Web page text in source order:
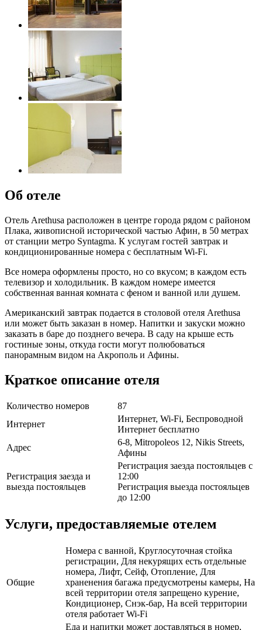
Об отеле
Отель Arethusa расположен в центре города рядом с районом
Плака, живописной исторической частью Афин, в 50 метрах
от станции метро Syntagma. К услугам гостей завтрак и
кондиционированные номера с бесплатным Wi-Fi.
Все номера оформлены просто, но со вкусом; в каждом есть
телевизор и холодильник. В каждом номере имеется
собственная ванная комната с феном и ванной или душем.
Американский завтрак подается в столовой отеля Arethusa
или может быть заказан в номер. Напитки и закуски можно
заказать в баре до позднего вечера. В саду на крыше есть
гостиные зоны, откуда гости могут полюбоваться
панорамным видом на Акрополь и Афины.
Краткое описание отеля
Количество номеров
87
Интернет
Интернет, Wi-Fi, Беспроводной
Интернет бесплатно
Адрес
6-8, Mitropoleos 12, Nikis Streets,
Афины
Регистрация заезда и
выезда постояльцев
Регистрация заезда постояльцев с
12:00
Регистрация выезда постояльцев
до 12:00
Услуги, предоставляемые отелем
Общие
Номера с ванной, Круглосуточная стойка
регистрации, Для некурящих есть отдельные
номера, Лифт, Сейф, Отопление, Для
храненения багажа предусмотрены камеры, На
всей территории отеля запрещено курение,
Кондиционер, Снэк-бар, На всей территории
отеля работает Wi-Fi
Еда и напитки может доставляться в номер,